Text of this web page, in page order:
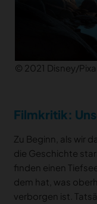
© 2021 Disney/
Filmkritik:
Zu Beginn, als wir
die Geschichte
finden einen
dem hat, was
verborgen ist.